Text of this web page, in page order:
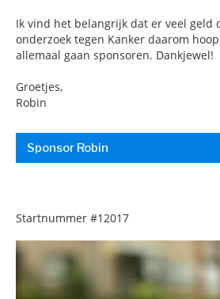
Ik vind het belangrijk dat er veel geld
onderzoek tegen Kanker daarom
allemaal gaan sponsoren. Dankjewel!
Groetjes,
Robin
Sponsor Robin
Startnummer #12017